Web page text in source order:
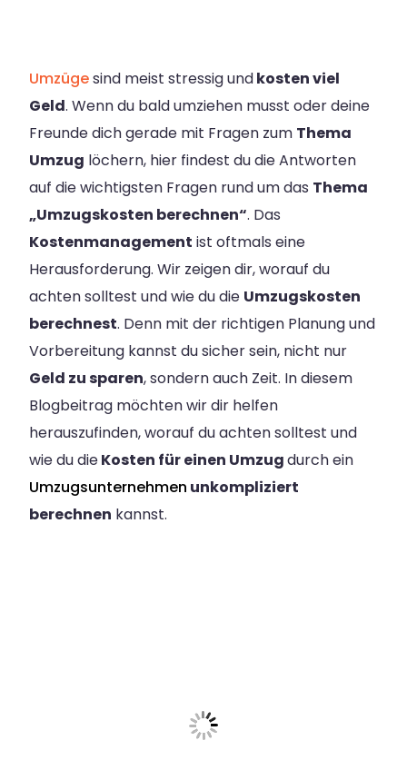
Umzügesind meist stressig undkosten viel
Geld. Wenn du bald umziehen musst oder deine
Freunde dich gerade mit Fragen zum Thema
Umzug löchern, hier findest du die Antworten
auf die wichtigsten Fragen rund um das Thema
„Umzugskosten berechnen“. Das
Kostenmanagement ist oftmals eine
Herausforderung. Wir zeigen dir, worauf du
achten solltest und wie du die Umzugskosten
berechnest. Denn mit der richtigen Planung und
Vorbereitung kannst du sicher sein, nicht nur
Geld zu sparen, sondern auch Zeit. In diesem
Blogbeitrag möchten wir dir helfen
herauszufinden, worauf du achten solltest und
wie du dieKosten für einen Umzugdurch ein
Umzugsunternehmen unkompliziert
berechnen kannst.